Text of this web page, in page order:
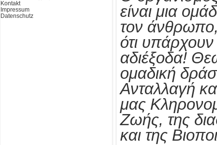
Kontakt
Impressum
Datenschutz
είναι μια
τον
ότι
αδιέξοδα!
ομαδική
Ανταλλαγή
μας
Ζωής, της
και της